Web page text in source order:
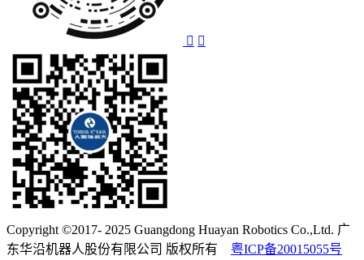
Copyright ©2017- 2025 Guangdong Huayan Robotics Co.,Ltd. 广
东华沿机器人股份有限公司 版权所有 粤ICP备20015055号